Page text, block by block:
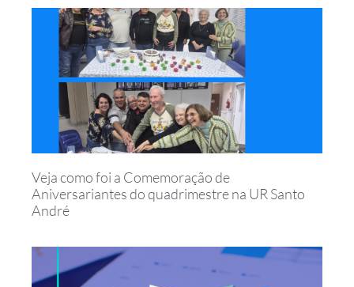
Veja como foi a Comemoração de
Aniversariantes do quadrimestre na UR Santo
André